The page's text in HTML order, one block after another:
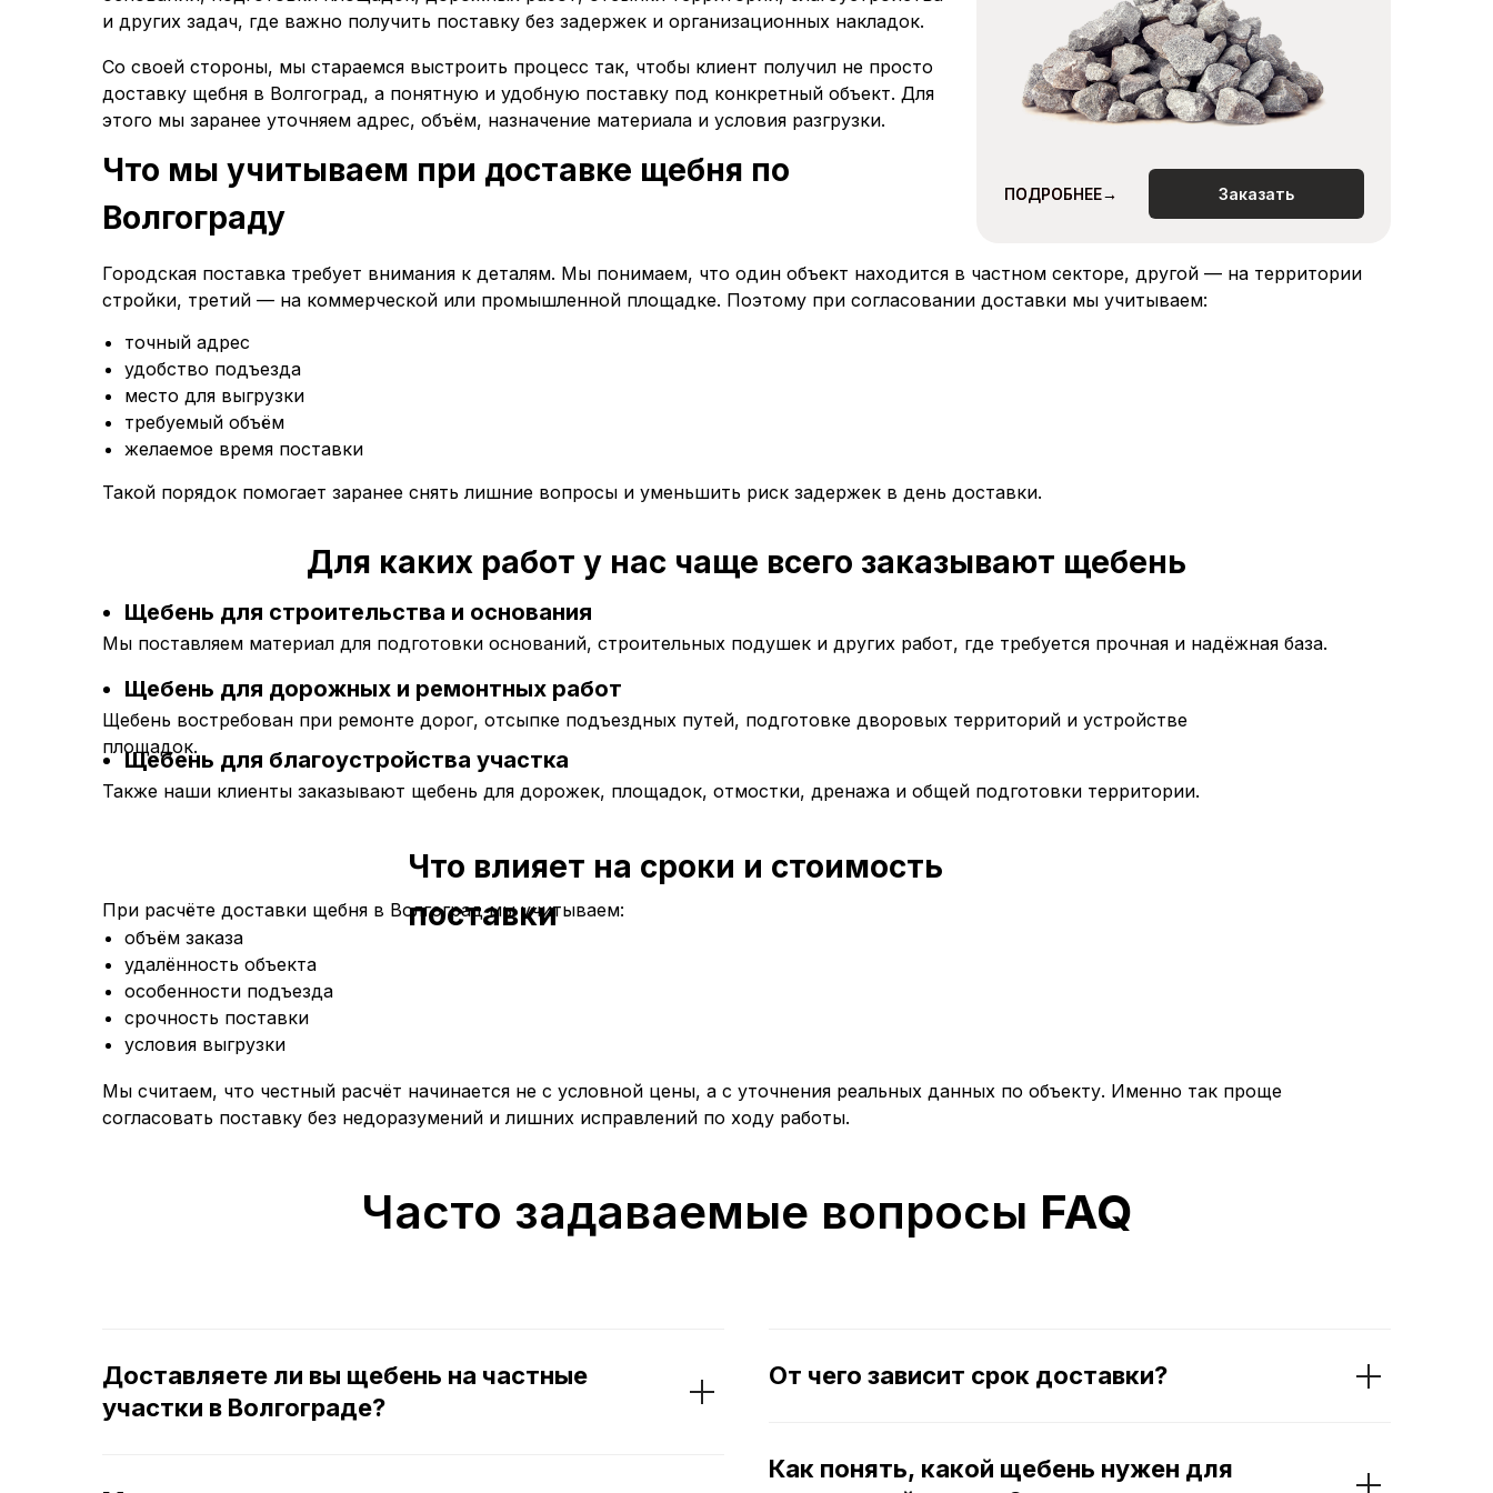
и других задач, где важно получить поставку без задержек и организационных накладок.
ПОДРОБНЕЕ→
ПОДРОБНЕЕ→ Заказать
Со своей стороны, мы стараемся выстроить процесс так, чтобы клиент получил не просто
доставку щебня в Волгоград, а понятную и удобную поставку под конкретный объект. Для
этого мы заранее уточняем адрес, объём, назначение материала и условия разгрузки.
Что мы учитываем при доставке щебня по
Волгограду
Городская поставка требует внимания к деталям. Мы понимаем, что один объект находится в частном секторе, другой — на территории
стройки, третий — на коммерческой или промышленной площадке. Поэтому при согласовании доставки мы учитываем:
точный адрес
удобство подъезда
место для выгрузки
требуемый объём
желаемое время поставки
Такой порядок помогает заранее снять лишние вопросы и уменьшить риск задержек в день доставки.
Для каких работ у нас чаще всего заказывают щебень
Щебень для строительства и основания
Мы поставляем материал для подготовки оснований, строительных подушек и других работ, где требуется прочная и надёжная база.
Щебень для дорожных и ремонтных работ
Щебень востребован при ремонте дорог, отсыпке подъездных путей, подготовке дворовых территорий и устройстве
площадок.
Щебень для благоустройства участка
Также наши клиенты заказывают щебень для дорожек, площадок, отмостки, дренажа и общей подготовки территории.
Что влияет на сроки и стоимость
поставки
При расчёте доставки щебня в Волгоград мы учитываем:
объём заказа
удалённость объекта
особенности подъезда
срочность поставки
условия выгрузки
Мы считаем, что честный расчёт начинается не с условной цены, а с уточнения реальных данных по объекту. Именно так проще
согласовать поставку без недоразумений и лишних исправлений по ходу работы.
Часто задаваемые вопросы FAQ
Доставляете ли вы щебень на частные
участки в Волгограде?
От чего зависит срок доставки?
Как понять, какой щебень нужен для